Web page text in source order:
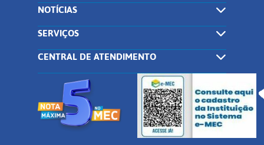
NOTÍCIAS
SERVIÇOS
CENTRAL DE ATENDIMENTO